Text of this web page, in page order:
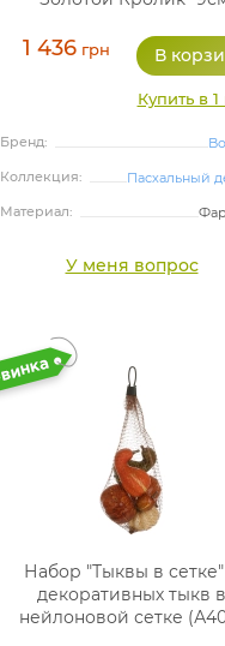
1 436грн
Купить в
Бренд:
Коллекция:
Пасхальный
Материал:
У меня вопрос
Набор "Тыквы в
декоративных тыкв в
нейлоновой сетке